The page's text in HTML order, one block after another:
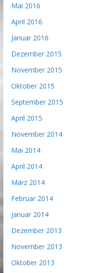
Mai 2016
April 2016
Januar 2016
Dezember 2015
November 2015
Oktober 2015
September 2015
April 2015
November 2014
Mai 2014
April 2014
März 2014
Februar 2014
Januar 2014
Dezember 2013
November 2013
Oktober 2013